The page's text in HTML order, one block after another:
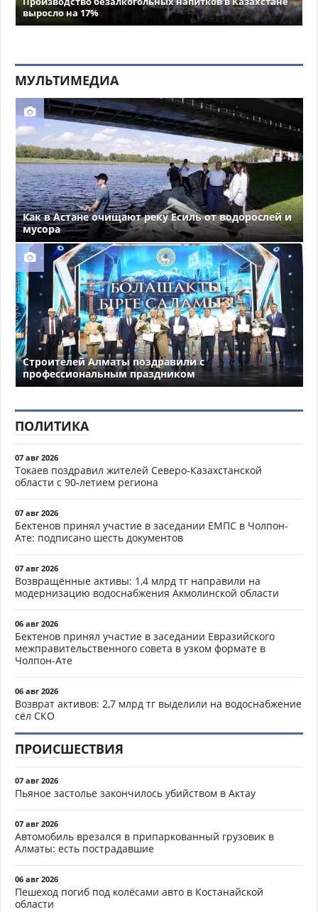
выросло на 17%
МУЛЬТИМЕДИА
Как в Астане очищают реку Есиль от водорослей и
мусора
Строителей Алматы поздравили с
профессиональным праздником
ПОЛИТИКА
07 авг 2026
Токаев поздравил жителей Северо-Казахстанской
области с 90-летием региона
07 авг 2026
Бектенов принял участие в заседании ЕМПС в Чолпон-
Ате: подписано шесть документов
07 авг 2026
Возвращённые активы: 1,4 млрд тг направили на
модернизацию водоснабжения Акмолинской области
06 авг 2026
Бектенов принял участие в заседании Евразийского
межправительственного совета в узком формате в
Чолпон-Ате
06 авг 2026
Возврат активов: 2,7 млрд тг выделили на водоснабжение
сёл СКО
ПРОИСШЕСТВИЯ
07 авг 2026
Пьяное застолье закончилось убийством в Актау
07 авг 2026
Автомобиль врезался в припаркованный грузовик в
Алматы: есть пострадавшие
06 авг 2026
Пешеход погиб под колёсами авто в Костанайской
области